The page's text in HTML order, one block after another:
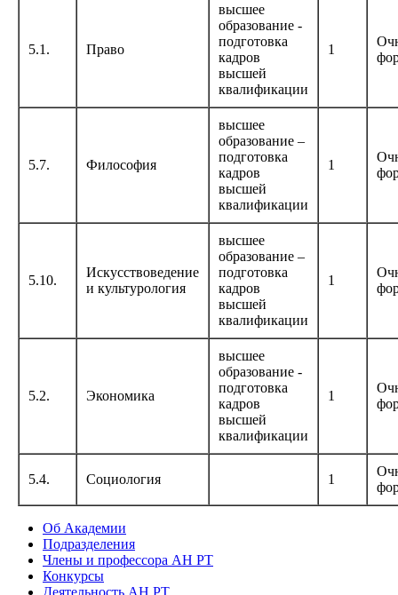
5.1. Право
высшее
образование -
подготовка
кадров
высшей
квалификации
1
5.7. Философия
высшее
образование –
подготовка
кадров
высшей
квалификации
1
5.10.
Искусствоведение
и культурология
высшее
образование –
подготовка
кадров
высшей
квалификации
1
5.2. Экономика
высшее
образование -
подготовка
кадров
высшей
квалификации
1
5.4. Социология 1
Об Академии
Подразделения
Члены и профессора АН РТ
Конкурсы
Деятельность АН РТ